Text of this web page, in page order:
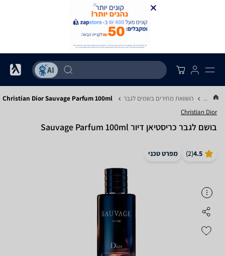
... השוואת מחירים בשמים לגבר Christian Dior Sauvage Parfum 100ml
Christian Dior
בושם לגבר כריסטיאן דיור Sauvage Parfum 100ml
4.5
(
2
) מפרט טכני